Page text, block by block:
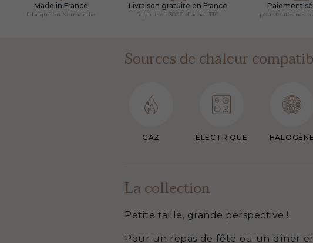
Made in France
fabriqué en Normandie
Livraison gratuite en France
à partir de 300€ d'achat TTC
Paiement
pour toutes nos
Sources de chaleur
GAZ ÉLECTRIQUE HALOGÈNE
La collection
Petite taille, grande perspective !
Pour un repas de fête ou un dîner